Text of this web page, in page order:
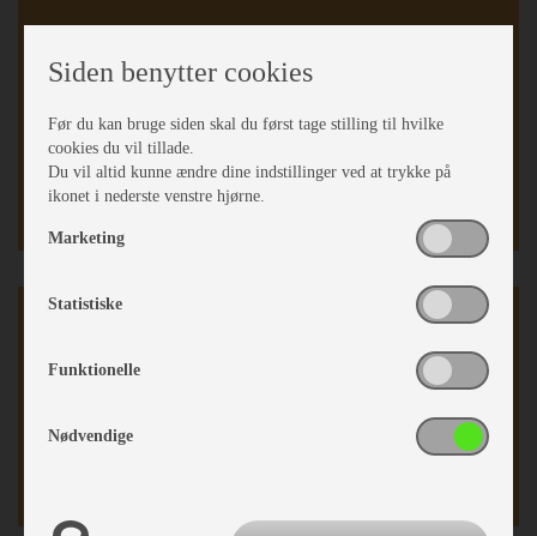
Enk. Senge lameludt.
Springmadrasser
Sidesiddegruppe
Gulvtæppe
Kassettegardiner
Fluenetsdør
Karrosseri, Chassis & Magasiner
Stabilisator
Serviceklap
Siden benytter cookies
Før du kan bruge siden skal du først tage stilling til hvilke
cookies du vil tillade.
Du vil altid kunne ændre dine indstillinger ved at trykke på
ikonet i nederste venstre hjørne.
Marketing
Statistiske
Funktionelle
Nødvendige